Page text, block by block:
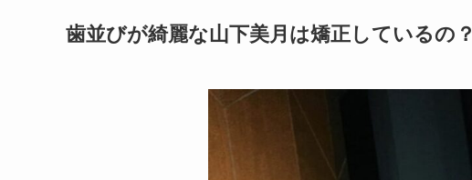
歯並びが綺麗な山下美月は矯正しているの？